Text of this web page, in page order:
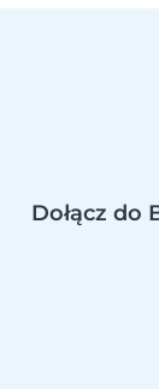
Dołącz do